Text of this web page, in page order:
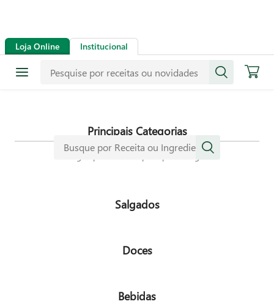
Loja Online Institucional
Receitas
Mais de mil receitas
Principais Categorias
Navegue pelas nossas principais categorias
Salgados
Doces
Bebidas